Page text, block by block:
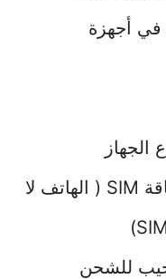
في أجهزة
– العطل الثالث: عطل في بطاقة SIM ( الهاتف لا
للشحن